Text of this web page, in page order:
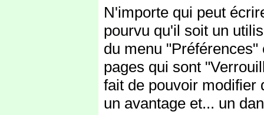
N'importe qui peut
pourvu qu'il soit un
du menu
pages qui sont
fait de pouvoir modifier
un avantage et... un